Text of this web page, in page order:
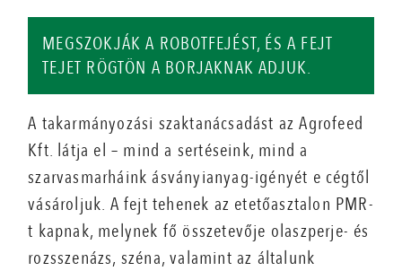
MEGSZOKJÁK A ROBOTFEJÉST, ÉS A FEJT
TEJET RÖGTÖN A BORJAKNAK ADJUK.
A takarmányozási szaktanácsadást az Agrofeed
Kft. látja el – mind a sertéseink, mind a
szarvasmarháink ásványianyag-igényét e cégtől
vásároljuk. A fejt tehenek az etetőasztalon PMR-
t kapnak, melynek fő összetevője olaszperje- és
rozsszenázs, széna, valamint az általunk